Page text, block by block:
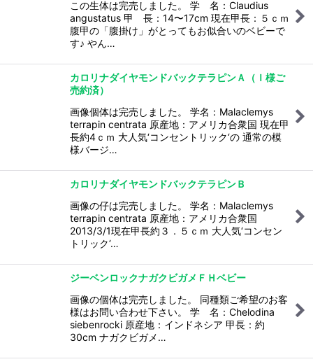
この生体は完売しました。 学 名：Claudius
angustatus 甲 長：14〜17cm 現在甲長：５ｃｍ
腹甲の「腹掛け」がとってもお似合いのベビーで
す♪ やん…
カロリナダイヤモンドバックテラピンＡ（Ｉ様ご
売約済）
画像個体は完売しました。 学名：Malaclemys
terrapin centrata 原産地：アメリカ合衆国 現在甲
長約4ｃｍ 大人気‘コンセントリック‘の 通常の模
様バージ…
カロリナダイヤモンドバックテラピンＢ
画像の仔は完売しました。 学名：Malaclemys
terrapin centrata 原産地：アメリカ合衆国
2013/3/1現在甲長約３．５ｃｍ 大人気‘コンセン
トリック‘…
ジーベンロックナガクビガメＦＨベビー
画像の個体は完売しました。 同種類ご希望のお客
様はお問い合わせ下さい。 学 名：Chelodina
siebenrocki 原産地：インドネシア 甲長：約
30cm ナガクビガメ…